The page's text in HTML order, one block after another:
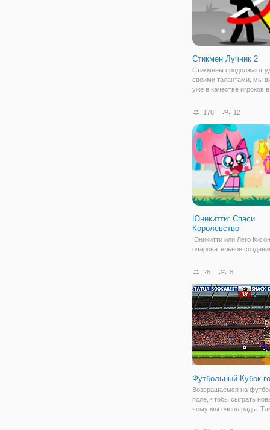
Стикмен Лучник 2
Стикмены продолжают
своими талантами, мы
уже в качестве игроков в
побега из тюрьмы и не
"Стикмен Лучник 2" мы
нарисованных
178 12
Юникитти: Спаси
Королевство
Юникитти или Лего
очаровательное
кошечка розового
Каждый раз с друзьями
находят для себя новые
26 8
Футбольный Кубок
Возвращаемся на
поле, чтобы сыграть
чему мы очень рады. Так
тех спортивных игр, в